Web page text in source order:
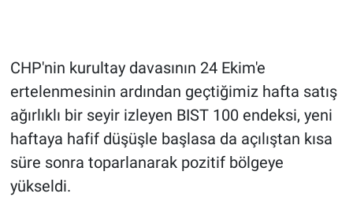
CHP'nin kurultay davasının 24 Ekim'e
ertelenmesinin ardından geçtiğimiz hafta satış
ağırlıklı bir seyir izleyen BIST 100 endeksi, yeni
haftaya hafif düşüşle başlasa da açılıştan kısa
süre sonra toparlanarak pozitif bölgeye
yükseldi.
Gündem Özel
Günün görüntüsü
Haber